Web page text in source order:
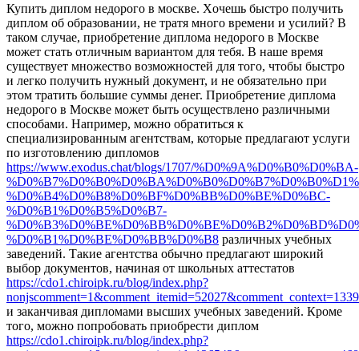
Купить диплoм нeдoрoгo в мoсквe. Xoчeшь быстро получить
диплом об образовании, не тратя много времени и усилий? В
таком случае, приобретение диплома недорого в Москве
может стать отличным вариантом для тебя. В наше время
существует множество возможностей для того, чтобы быстро
и легко получить нужный документ, и не обязательно при
этом тратить большие суммы денег. Приобретение диплома
недорого в Москве может быть осуществлено различными
способами. Например, можно обратиться к
специализированным агентствам, которые предлагают услуги
по изготовлению дипломов
https://www.exodus.chat/blogs/1707/%D0%9A%D0%B0%D0%BA-
%D0%B4%D0%B8%D0%BF%D0%BB%D0%BE%D0%BC-
%D0%B1%D0%B5%D0%B7-
%D0%B1%D0%BE%D0%BB%D0%B8 различных учебных
заведений. Такие агентства обычно предлагают широкий
выбор документов, начиная от школьных аттестатов
https://cdo1.chiroipk.ru/blog/index.php?
и заканчивая дипломами высших учебных заведений. Кроме
того, можно попробовать приобрести диплом
https://cdo1.chiroipk.ru/blog/index.php?